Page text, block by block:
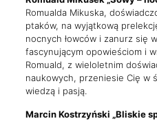
Romualda Mikuska,
ptaków, na wyjątkową
nocnych łowców i zanurz się
fascynującym opowieściom i
Romuald, z wieloletnim
naukowych, przeniesie Cię w
wiedzą i pasją.
Marcin Kostrzyński „Bliskie